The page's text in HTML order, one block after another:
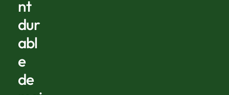
nt
dur
abl
e
de